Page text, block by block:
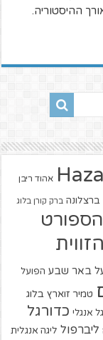
ההיסטוריה.
אהוד ריבן
ברצלונה ברק קורן בלוג
הזווית
באר שבע הפועל
טמיר זוארץ בלוג
אנגלי כדורגל
ליברפול ליגה אנגלית